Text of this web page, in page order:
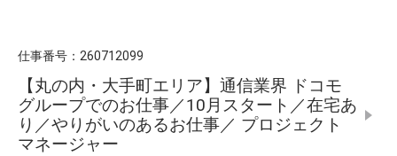
仕事番号： 260712099
【丸の内・大手町エリア】通信業界 ドコモ
グループでのお仕事／10月スタート／在宅あ
り／やりがいのあるお仕事／ プロジェクト
マネージャー